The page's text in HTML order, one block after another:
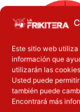
Este sitio web
información que
utilizarán las
Usted puede
también puede
Encontrará más